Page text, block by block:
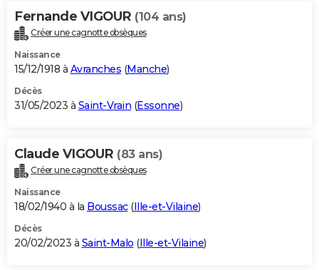
Fernande VIGOUR (104 ans)
Créer une cagnotte obsèques
Naissance
15/12/1918 à Avranches (Manche)
Décès
31/05/2023 à Saint-Vrain (Essonne)
Claude VIGOUR (83 ans)
Créer une cagnotte obsèques
Naissance
18/02/1940 à la Boussac(Ille-et-Vilaine)
Décès
20/02/2023 à Saint-Malo (Ille-et-Vilaine)